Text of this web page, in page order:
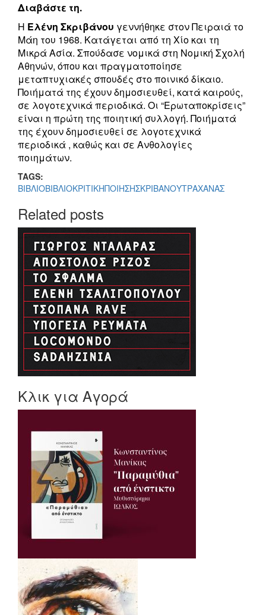
Διαβάστε τη.
Η Ελένη Σκριβάνου γεννήθηκε στον Πειραιά το
Μάη του 1968. Κατάγεται από τη Χίο και τη
Μικρά Ασία. Σπούδασε νομικά στη Νομική Σχολή
Αθηνών, όπου και πραγματοποίησε
μεταπτυχιακές σπουδές στο ποινικό δίκαιο.
Ποιήματά της έχουν δημοσιευθεί, κατά καιρούς,
σε λογοτεχνικά περιοδικά. Οι “Ερωταποκρίσεις”
είναι η πρώτη της ποιητική συλλογή. Ποιήματά
της έχουν δημοσιευθεί σε λογοτεχνικά
περιοδικά , καθώς και σε Ανθολογίες
ποιημάτων.
TAGS:
ΒΙΒΛΙΟΒΙΒΛΙΟΚΡΙΤΙΚΗΠΟΙΗΣΗΣΚΡΙΒΑΝΟΥΤΡΑΧΑΝΑΣ
Related posts
Κλικ για Αγορά